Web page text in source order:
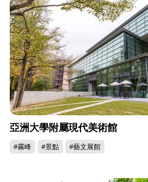
亞洲大學附屬現代美術館
#霧峰 #景點 #藝文展館